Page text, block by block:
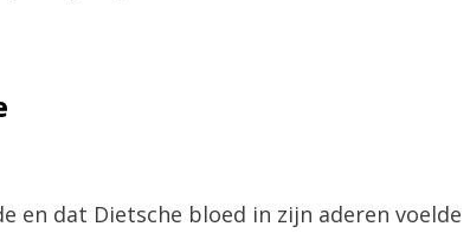
en dat Dietsche bloed in zijn aderen voelde